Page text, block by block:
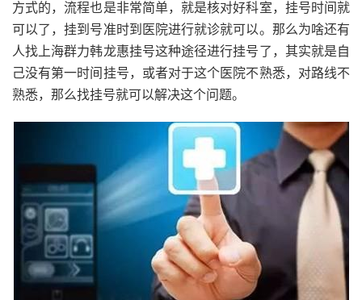
方式的，流程也是非常简单，就是核对好科室，挂号时间就
可以了，挂到号准时到医院进行就诊就可以。那么为啥还有
人找上海群力韩龙惠挂号这种途径进行挂号了，其实就是自
己没有第一时间挂号，或者对于这个医院不熟悉，对路线不
熟悉，那么找挂号就可以解决这个问题。